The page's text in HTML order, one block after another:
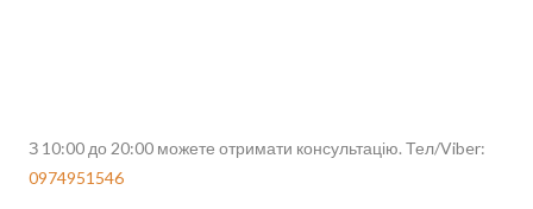
З 10:00 до 20:00 можете отримати консультацію. Тел/Viber:
0974951546